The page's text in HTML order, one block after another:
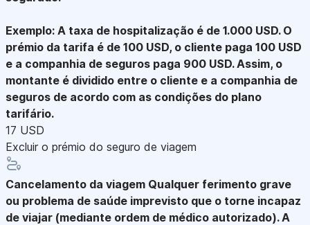
Exemplo: A taxa de hospitalização é de 1.000 USD. O
prémio da tarifa é de 100 USD, o cliente paga 100 USD
e a companhia de seguros paga 900 USD. Assim, o
montante é dividido entre o cliente e a companhia de
seguros de acordo com as condições do plano
tarifário.
17 USD
Excluir o prémio do seguro de viagem
Cancelamento da viagem Qualquer ferimento grave
ou problema de saúde imprevisto que o torne incapaz
de viajar (mediante ordem de médico autorizado). A